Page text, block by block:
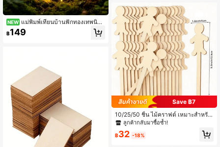
NEW แม่พิมพ์เทียนบ้านฟักทองเทพนิยา
ย DIY, แบบจำลองปูนปลาสเตอร์อโรมา
เธอราพีสร้างสรรค์, ของตกแต่งเดสก์ท็อ
฿149
พระเจ้า วันวาเลนไทน์ - ไม่ต้องใช้ไฟฟ้
า ตกแต่งได้นาน - เหมาะสำหรับการจัด
ดอกไม้ DIY และการจัดโต๊ะ ตกแต่งตา
มฤดูกาล ช่อดอกไม้อันหรูหรา รายละเอี
ยดทำด้วยมือ กิ่งตกแต่ง การช้อปปิ้งวัน
หยุด (ประเภทดอกไม้แบบสุ่ม)
Save ฿7
10/25/50 ชิ้น ไม้คราฟต์ เหมาะสำหรับ
โครงการ DIY, ตกแต่งบ้าน, ไม้คราฟต์
ตัด, รูปทรงไม้คราฟต์
ลูกค้ากลับมาซื้อซ้ำ!
฿32 -18%